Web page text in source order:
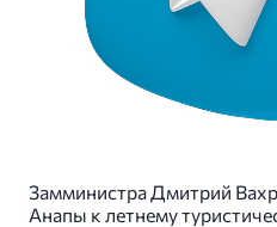
Замминистра Дмитрий
Анапы к летнему